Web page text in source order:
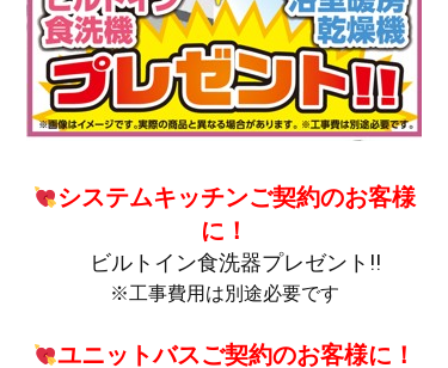
システムキッチンご契約のお客様
に！
ビルトイン食洗器プレゼント!!
※工事費用は別途必要です
ユニットバスご契約のお客様に！